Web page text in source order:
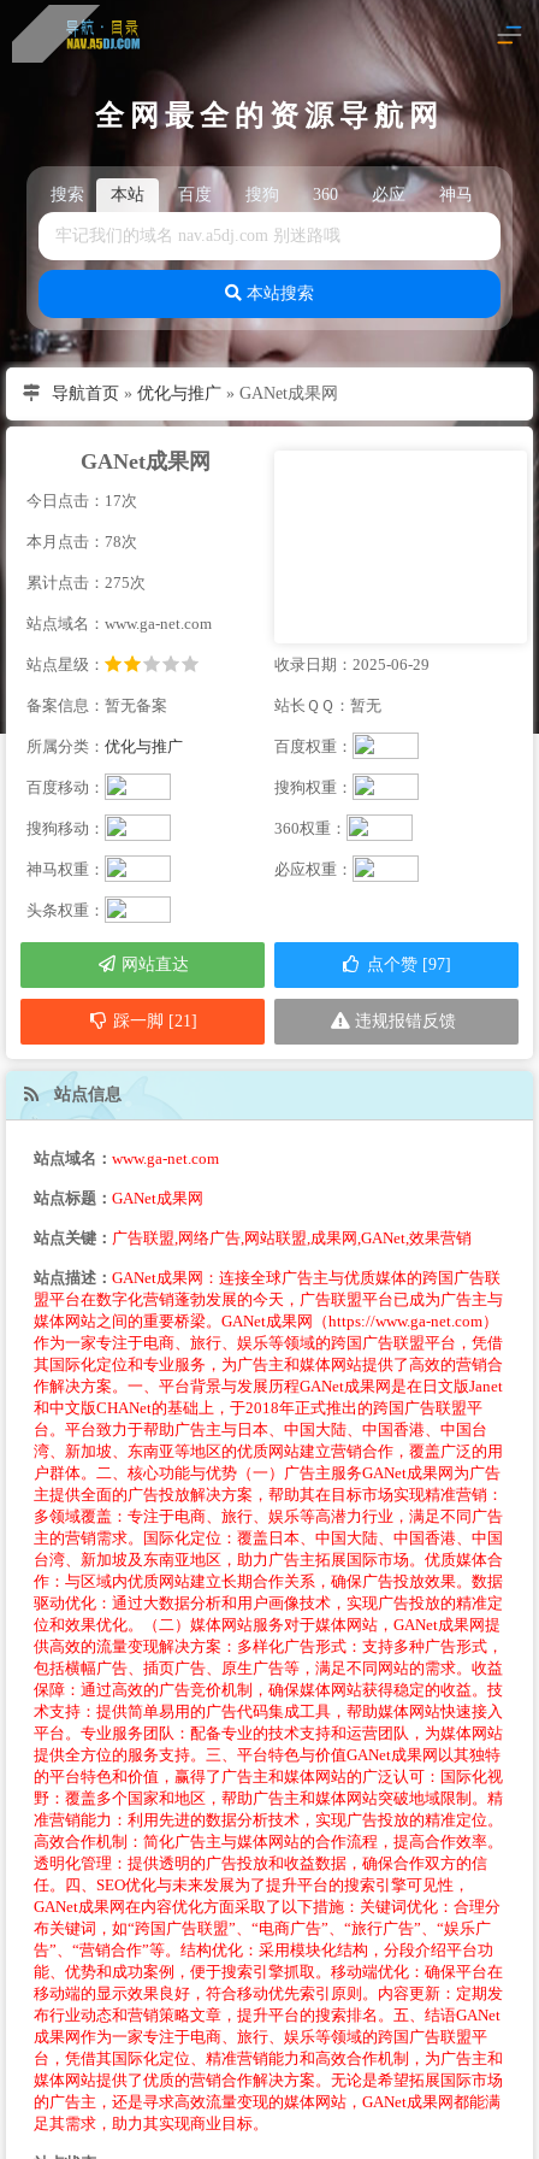
全网最全的资源导航网
搜索 本站 百度 搜狗 360 必应 神马 头
本站搜索
导航首页 » 优化与推广» GANet成果网
GANet成果网
今日点击：17次
本月点击：78次
累计点击：275次
站点域名：www.ga-net.com
站点星级： 收录日期：2025-06-29
备案信息：暂无备案 站长ＱＱ：暂无
所属分类： 优化与推广 百度权重：
百度移动： 搜狗权重：
搜狗移动： 360权重：
神马权重： 必应权重：
头条权重：
网站直达 点个赞 [97]
踩一脚 [21] 违规报错反馈
站点信息
站点域名： www.ga-net.com
站点标题： GANet成果网
站点关键： 广告联盟,网络广告,网站联盟,成果网,GANet,效果营销
站点描述： GANet成果网：连接全球广告主与优质媒体的跨国广告联
盟平台在数字化营销蓬勃发展的今天，广告联盟平台已成为广告主与
媒体网站之间的重要桥梁。GANet成果网（https://www.ga-net.com）
作为一家专注于电商、旅行、娱乐等领域的跨国广告联盟平台，凭借
其国际化定位和专业服务，为广告主和媒体网站提供了高效的营销合
作解决方案。一、平台背景与发展历程GANet成果网是在日文版Janet
和中文版CHANet的基础上，于2018年正式推出的跨国广告联盟平
台。平台致力于帮助广告主与日本、中国大陆、中国香港、中国台
湾、新加坡、东南亚等地区的优质网站建立营销合作，覆盖广泛的用
户群体。二、核心功能与优势（一）广告主服务GANet成果网为广告
主提供全面的广告投放解决方案，帮助其在目标市场实现精准营销：
多领域覆盖：专注于电商、旅行、娱乐等高潜力行业，满足不同广告
主的营销需求。国际化定位：覆盖日本、中国大陆、中国香港、中国
台湾、新加坡及东南亚地区，助力广告主拓展国际市场。优质媒体合
作：与区域内优质网站建立长期合作关系，确保广告投放效果。数据
驱动优化：通过大数据分析和用户画像技术，实现广告投放的精准定
位和效果优化。（二）媒体网站服务对于媒体网站，GANet成果网提
供高效的流量变现解决方案：多样化广告形式：支持多种广告形式，
包括横幅广告、插页广告、原生广告等，满足不同网站的需求。收益
保障：通过高效的广告竞价机制，确保媒体网站获得稳定的收益。技
术支持：提供简单易用的广告代码集成工具，帮助媒体网站快速接入
平台。专业服务团队：配备专业的技术支持和运营团队，为媒体网站
提供全方位的服务支持。三、平台特色与价值GANet成果网以其独特
的平台特色和价值，赢得了广告主和媒体网站的广泛认可：国际化视
野：覆盖多个国家和地区，帮助广告主和媒体网站突破地域限制。精
准营销能力：利用先进的数据分析技术，实现广告投放的精准定位。
高效合作机制：简化广告主与媒体网站的合作流程，提高合作效率。
透明化管理：提供透明的广告投放和收益数据，确保合作双方的信
任。四、SEO优化与未来发展为了提升平台的搜索引擎可见性，
GANet成果网在内容优化方面采取了以下措施：关键词优化：合理分
布关键词，如“跨国广告联盟”、“电商广告”、“旅行广告”、“娱乐广
告”、“营销合作”等。结构优化：采用模块化结构，分段介绍平台功
能、优势和成功案例，便于搜索引擎抓取。移动端优化：确保平台在
移动端的显示效果良好，符合移动优先索引原则。内容更新：定期发
布行业动态和营销策略文章，提升平台的搜索排名。五、结语GANet
成果网作为一家专注于电商、旅行、娱乐等领域的跨国广告联盟平
台，凭借其国际化定位、精准营销能力和高效合作机制，为广告主和
媒体网站提供了优质的营销合作解决方案。无论是希望拓展国际市场
的广告主，还是寻求高效流量变现的媒体网站，GANet成果网都能满
足其需求，助力其实现商业目标。